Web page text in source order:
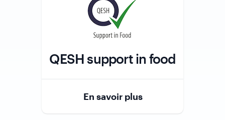
QESH support in food
Role
En savoir plus